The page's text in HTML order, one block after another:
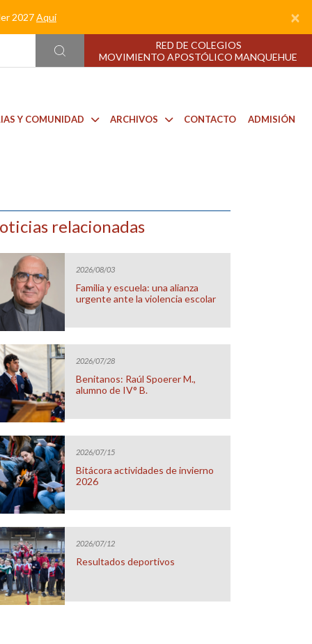
2027Aquí ×
RED DE COLEGIOS
MOVIMIENTO APOSTÓLICO MANQUEHUE
Y COMUNIDAD ARCHIVOS CONTACTO ADMISIÓN
relacionadas
2026/08/03
Familia y escuela: una alianza
urgente ante la violencia escolar
2026/07/28
Benitanos: Raúl Spoerer M.,
alumno de IV° B.
2026/07/15
Bitácora actividades de invierno
2026
2026/07/12
Resultados deportivos